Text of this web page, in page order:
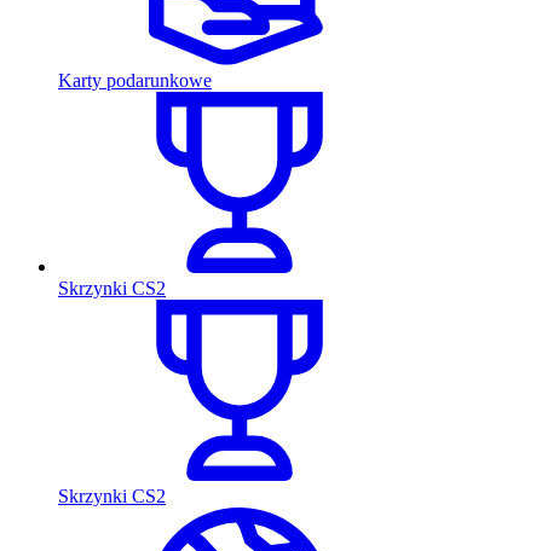
Karty podarunkowe
Skrzynki CS2
Skrzynki CS2